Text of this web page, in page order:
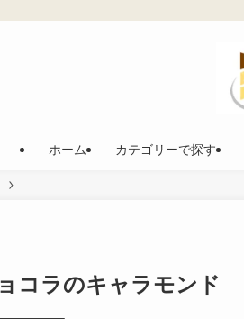
ホーム カテゴリーで探す
コラのキャラモンド